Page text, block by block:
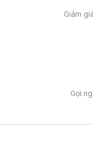
Giảm
Gọi